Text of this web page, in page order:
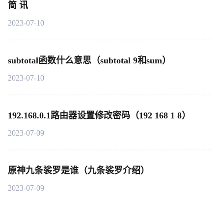
简 讯
2023-07-10
subtotal函数什么意思（subtotal 9和sum）
2023-07-10
192.168.0.1路由器设置修改密码（192 168 1 8）
2023-07-09
原神九条裟罗是谁（九条裟罗介绍）
2023-07-09